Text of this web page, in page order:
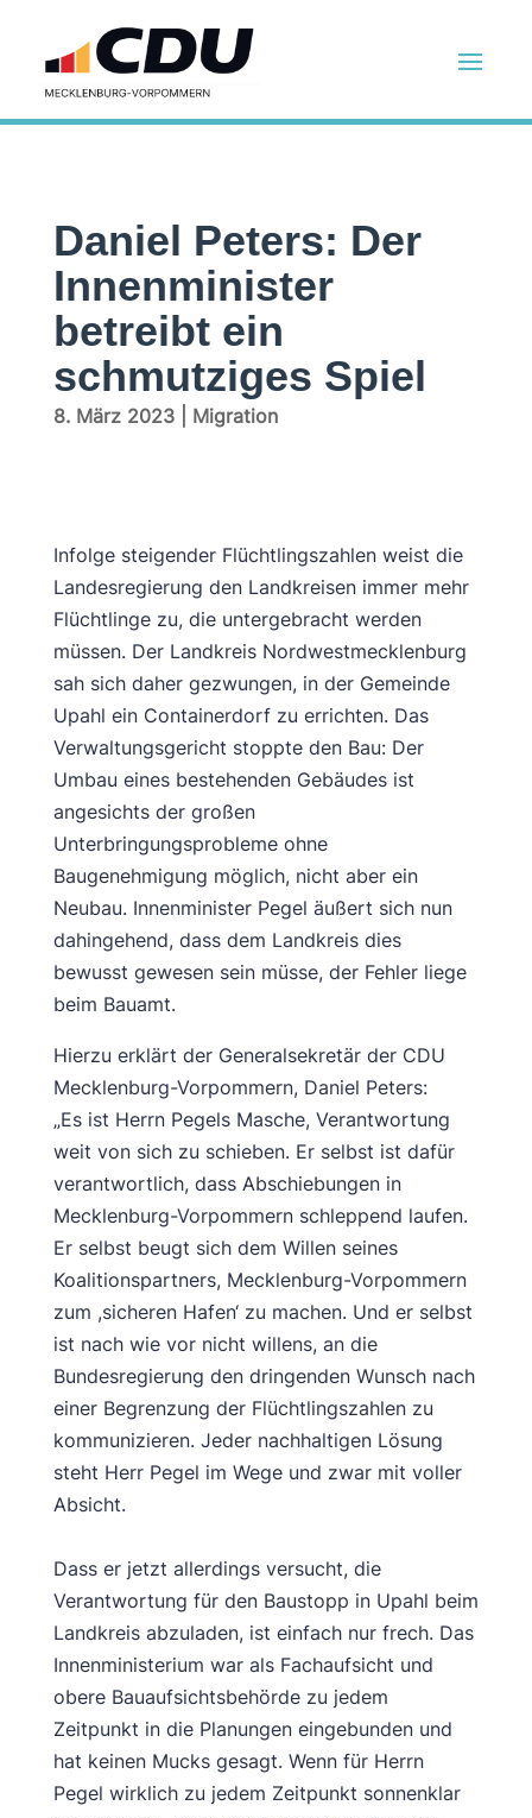
Daniel Peters: Der
Innenminister
betreibt ein
schmutziges Spiel
8. März 2023| Migration
Infolge steigender Flüchtlingszahlen weist die
Landesregierung den Landkreisen immer mehr
Flüchtlinge zu, die untergebracht werden
müssen. Der Landkreis Nordwestmecklenburg
sah sich daher gezwungen, in der Gemeinde
Upahl ein Containerdorf zu errichten. Das
Verwaltungsgericht stoppte den Bau: Der
Umbau eines bestehenden Gebäudes ist
angesichts der großen
Unterbringungsprobleme ohne
Baugenehmigung möglich, nicht aber ein
Neubau. Innenminister Pegel äußert sich nun
dahingehend, dass dem Landkreis dies
bewusst gewesen sein müsse, der Fehler liege
beim Bauamt.
Hierzu erklärt der Generalsekretär der CDU
Mecklenburg-Vorpommern, Daniel Peters:
„Es ist Herrn Pegels Masche, Verantwortung
weit von sich zu schieben. Er selbst ist dafür
verantwortlich, dass Abschiebungen in
Mecklenburg-Vorpommern schleppend laufen.
Er selbst beugt sich dem Willen seines
Koalitionspartners, Mecklenburg-Vorpommern
zum ,sicheren Hafen‘ zu machen. Und er selbst
ist nach wie vor nicht willens, an die
Bundesregierung den dringenden Wunsch nach
einer Begrenzung der Flüchtlingszahlen zu
kommunizieren. Jeder nachhaltigen Lösung
steht Herr Pegel im Wege und zwar mit voller
Absicht.
Dass er jetzt allerdings versucht, die
Verantwortung für den Baustopp in Upahl beim
Landkreis abzuladen, ist einfach nur frech. Das
Innenministerium war als Fachaufsicht und
obere Bauaufsichtsbehörde zu jedem
Zeitpunkt in die Planungen eingebunden und
hat keinen Mucks gesagt. Wenn für Herrn
Pegel wirklich zu jedem Zeitpunkt sonnenklar